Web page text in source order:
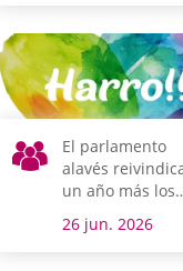
El parlamento
alavés
un año más los
derechos de las
personas LGTBI
26 jun. 2026